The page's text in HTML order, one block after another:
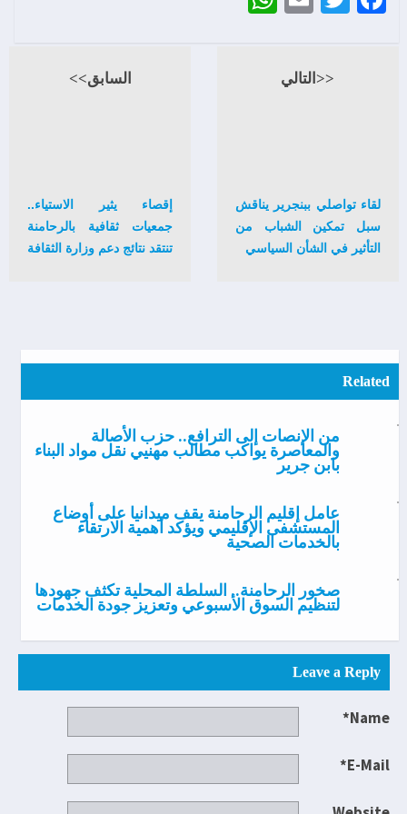
السابق>>
إقصاء يثير الاستياء..
جمعيات ثقافية بالرحامنة
تنتقد نتائج دعم وزارة الثقافة
<<التالي
لقاء تواصلي ببنجرير يناقش
سبل تمكين الشباب من
التأثير في الشأن السياسي
Related
من الإنصات إلى الترافع.. حزب الأصالة
والمعاصرة يواكب مطالب مهنيي نقل مواد البناء
بابن جرير
عامل إقليم الرحامنة يقف ميدانيا على أوضاع
المستشفى الإقليمي ويؤكد أهمية الارتقاء
بالخدمات الصحية
صخور الرحامنة.. السلطة المحلية تكثف جهودها
لتنظيم السوق الأسبوعي وتعزيز جودة الخدمات
Leave a Reply
Name*
E-Mail*